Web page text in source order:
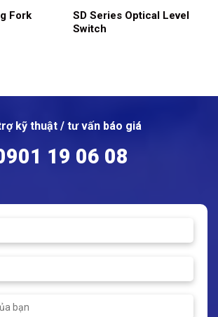
Fork
SD Series Optical Level
Switch
kỹ thuật / tư vấn báo giá
19 06 08